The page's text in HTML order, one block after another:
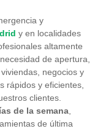
y
y en localidades
altamente
de apertura,
negocios y
rápidos y eficientes,
clientes.
de la semana
de última